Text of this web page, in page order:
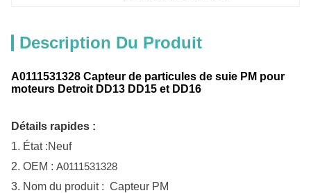
Description Du Produit
A0111531328 Capteur de particules de suie PM pour
moteurs Detroit DD13 DD15 et DD16
Détails rapides :
1. État :Neuf
2. OEM : A0111531328
3. Nom du produit : Capteur PM